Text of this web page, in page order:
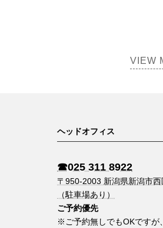
VIEW
ヘッドオフィス
☎︎025 311 8922
〒950-2003 新潟県新潟市
（駐車場あり）
ご予約優先
※ご予約無しでもOKですが